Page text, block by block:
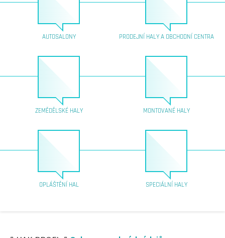
AUTOSALONY PRODEJNÍ HALY A OBCHODNÍ CENTRA
ZEMĚDĚLSKÉ HALY MONTOVANÉ HALY
OPLÁŠTĚNÍ HAL SPECIÁLNÍ HALY